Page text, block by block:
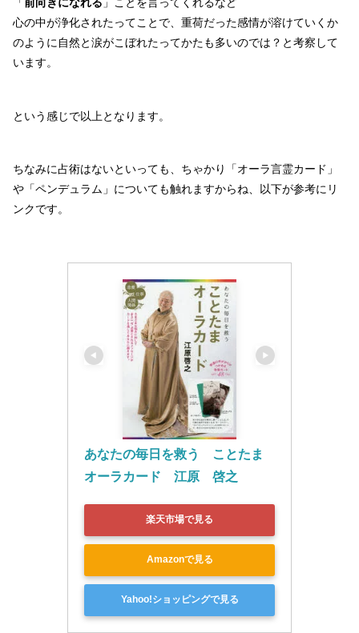
心の中が浄化されたってことで、重荷だった感情が溶けていくか
のように自然と涙がこぼれたってかたも多いのでは？と考察して
います。
という感じで以上となります。
ちなみに占術はないといっても、ちゃかり「オーラ言霊カード」
や「ペンデュラム」についても触れますからね、以下が参考にリ
ンクです。
あなたの毎日を救う　ことたま
オーラカード　江原　啓之
楽天市場で見る
Amazonで見る
Yahoo!ショッピングで見る